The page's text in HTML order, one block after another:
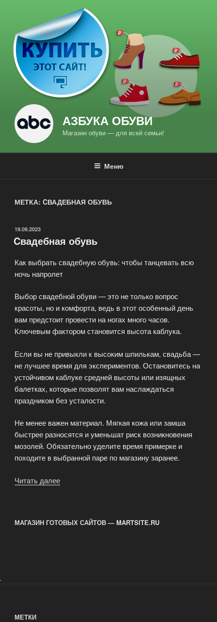
содержимому
АЗБУКА ОБУВИ
Магазин обуви — для всей семьи!
Меню
МЕТКА: CВАДЕБНАЯ ОБУВЬ
ОПУБЛИКОВАНО
19.09.2023
Cвадебная обувь
Как выбрать свадебную обувь: чтобы танцевать всю
ночь напролет
Выбор свадебной обуви — это не только вопрос
красоты, но и комфорта, ведь в этот особенный день
вам предстоит провести на ногах много часов.
Ключевым фактором становится высота каблука.
Если вы не привыкли к высоким шпилькам, свадьба —
не лучшее время для экспериментов. Остановитесь на
устойчивом каблуке средней высоты или изящных
балетках, которые позволят вам наслаждаться
праздником без усталости.
Не менее важен материал. Мягкая кожа или замша
быстрее разносятся и уменьшат риск возникновения
мозолей. Обязательно уделите время примерке и
походите в выбранной паре по магазину заранее.
Читать далее
МАГАЗИН ГОТОВЫХ САЙТОВ — MARTSITE.RU
.
МЕТКИ